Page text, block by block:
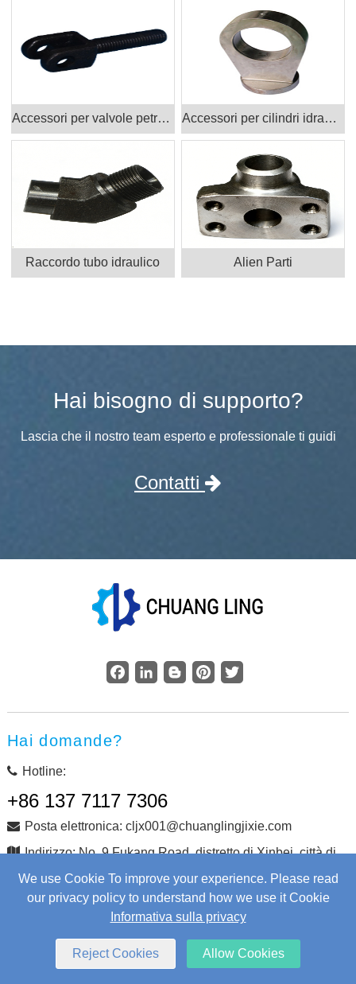
We use Cookie To improve your experience. Please read
our privacy policy to understand how we use it Cookie
Informativa sulla privacy
Reject Cookies Allow Cookies
Accessori per valvole petrolifere Prodotti Accessori per cilindri idraulici
Raccordo tubo idraulico Alien Parti
Hai bisogno di supporto?
Lascia che il nostro team esperto e professionale ti guidi
Contatti
Facebook
LinkedInBloggerPinterestTwitter
Hai domande?
Hotline:
+86 137 7117 7306
Posta elettronica: cljx001@chuanglingjixie.com
Indirizzo: No. 9 Fukang Road, distretto di Xinbei, città di
Changzhou, provincia di Jiangsu, Cina
Tutti i diritti riservati.
Web Development
by Wangke
mappa del sito
XML Informativa sulla privacy